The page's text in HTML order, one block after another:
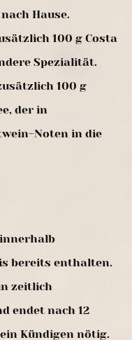
Hause.
100 g Costa
Spezialität.
100 g
der in
Noten in die
bereits enthalten.
zeitlich
endet nach 12
Kündigen nötig.